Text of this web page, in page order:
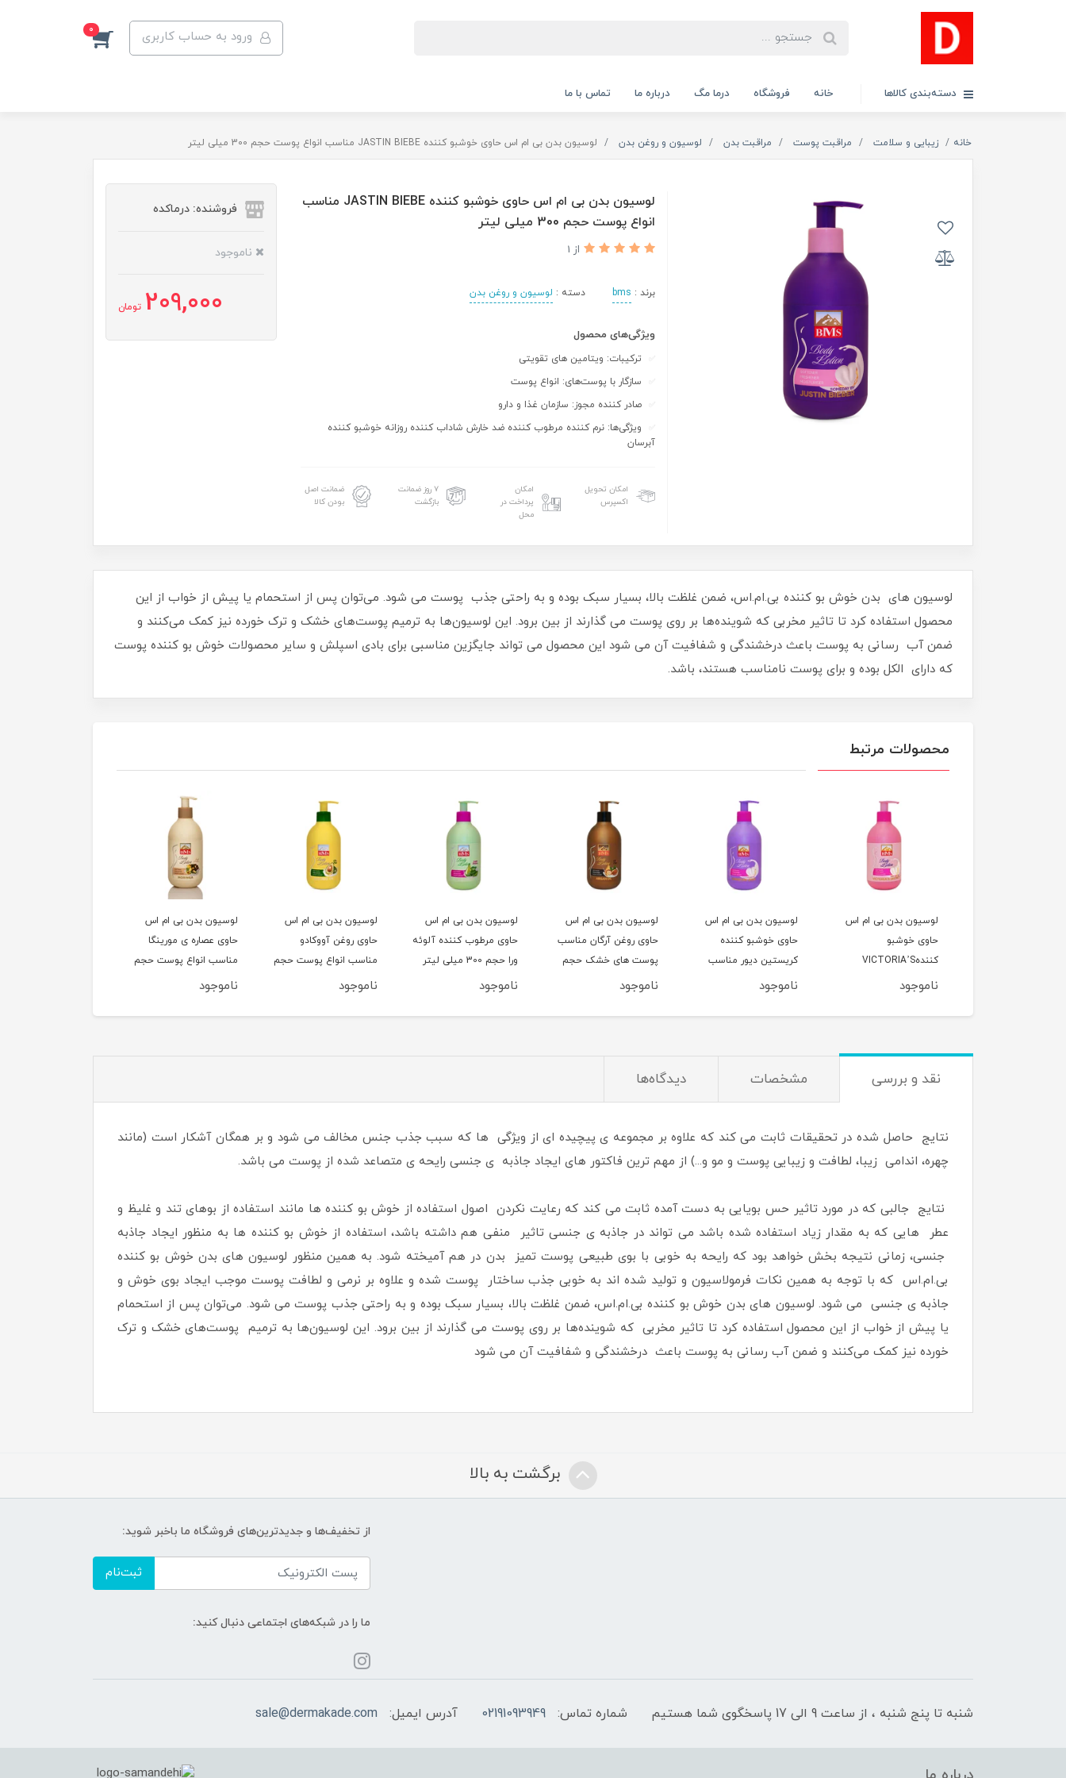
ورود به حساب کاربری 0
دسته‌بندی کالاها خانه فروشگاه درما مگ درباره ما تماس با ما
خانه زیبایی و سلامت مراقبت پوست مراقبت بدن لوسیون و روغن بدن لوسیون بدن بی ام اس حاوی خوشبو کننده JASTIN BIEBE مناسب انواع پوست حجم 300 میلی لیتر
لوسیون بدن بی ام اس حاوی خوشبو کننده JASTIN BIEBE مناسب
انواع پوست حجم 300 میلی لیتر
از 1
برند : bms دسته : لوسیون و روغن بدن
ویژگی‌های محصول
ترکیبات: ویتامین های تقویتی
سازگار با پوست‌های: انواع پوست
صادر کننده مجوز: سازمان غذا و دارو
ویژگی‌ها: نرم کننده مرطوب کننده ضد خارش شاداب کننده روزانه خوشبو کننده
آبرسان
امکان تحویل
اکسپرس
امکان
پرداخت در
محل
۷ روز ضمانت
بازگشت
ضمانت اصل
بودن کالا
فروشنده: درماکده
ناموجود
209,000 تومان
لوسیون های بدن خوش بو کننده بی.ام.اس، ضمن غلظت بالا، بسیار سبک بوده و به راحتی جذب پوست می شود. می‌توان پس از استحمام یا پیش از خواب از این
محصول استفاده کرد تا تاثیر مخربی که شوینده‌ها بر روی پوست می گذارند از بین برود. این لوسیون‌ها به ترمیم پوست‌های خشک و ترک خورده نیز کمک می‌کنند و
ضمن آب رسانی به پوست باعث درخشندگی و شفافیت آن می شود این محصول می تواند جایگزین مناسبی برای بادی اسپلش و سایر محصولات خوش بو کننده پوست
که دارای الکل بوده و برای پوست نامناسب هستند، باشد.
محصولات مرتبط
لوسیون بدن بی ام اس
حاوی خوشبو
کنندهVICTORIA’S
لیتر
ناموجود
لوسیون بدن بی ام اس
حاوی خوشبو کننده
کریستین دیور مناسب
ناموجود
لوسیون بدن بی ام اس
حاوی روغن آرگان مناسب
پوست های خشک حجم
300 میلی لیتر
ناموجود
لوسیون بدن بی ام اس
حاوی مرطوب کننده آلوئه
ورا حجم 300 میلی لیتر
ناموجود
لوسیون بدن بی ام اس
حاوی روغن آووکادو
مناسب انواع پوست حجم
300 میلی لیتر
ناموجود
لوسیون بدن بی ام اس
حاوی عصاره ی مورینگا
مناسب انواع پوست حجم
300 میلی لیتر
ناموجود
نقد و بررسی مشخصات دیدگاه‌ها
نتایج حاصل شده در تحقیقات ثابت می کند که علاوه بر مجموعه ی پیچیده ای از ویژگی ها که سبب جذب جنس مخالف می شود و بر همگان آشکار است (مانند
چهره، اندامی زیبا، لطافت و زیبایی پوست و مو و...) از مهم ترین فاکتور های ایجاد جاذبه ی جنسی رایحه ی متصاعد شده از پوست می باشد.
نتایج جالبی که در مورد تاثیر حس بویایی به دست آمده ثابت می کند که رعایت نکردن اصول استفاده از خوش بو کننده ها مانند استفاده از بوهای تند و غلیظ و
عطر هایی که به مقدار زیاد استفاده شده باشد می تواند در جاذبه ی جنسی تاثیر منفی هم داشته باشد، استفاده از خوش بو کننده ها به منظور ایجاد جاذبه
جنسی، زمانی نتیجه بخش خواهد بود که رایحه به خوبی با بوی طبیعی پوست تمیز بدن در هم آمیخته شود. به همین منظور لوسیون های بدن خوش بو کننده
بی.ام.اس که با توجه به همین نکات فرمولاسیون و تولید شده اند به خوبی جذب ساختار پوست شده و علاوه بر نرمی و لطافت پوست موجب ایجاد بوی خوش و
جاذبه ی جنسی می شود. لوسیون های بدن خوش بو کننده بی.ام.اس، ضمن غلظت بالا، بسیار سبک بوده و به راحتی جذب پوست می شود. می‌توان پس از استحمام
یا پیش از خواب از این محصول استفاده کرد تا تاثیر مخربی که شوینده‌ها بر روی پوست می گذارند از بین برود. این لوسیون‌ها به ترمیم پوست‌های خشک و ترک
خورده نیز کمک می‌کنند و ضمن آب رسانی به پوست باعث درخشندگی و شفافیت آن می شود
برگشت به بالا
از تخفیف‌ها و جدیدترین‌های فروشگاه ما باخبر شوید:
ثبت‌نام
ما را در شبکه‌های اجتماعی دنبال کنید:
شنبه تا پنج شنبه ، از ساعت 9 الی 17 پاسخگوی شما هستیم شماره تماس: 02191093949 آدرس ایمیل: sale@dermakade.com